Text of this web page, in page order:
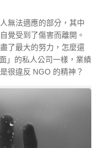
無法適應的部分，其中
覺受到了傷害而離開。
了最大的努力，怎麼還
」的私人公司一樣，業績
很違反 NGO 的精神？